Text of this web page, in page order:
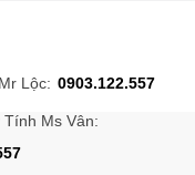
Lộc: 0903.122.557
Tính Ms Vân: